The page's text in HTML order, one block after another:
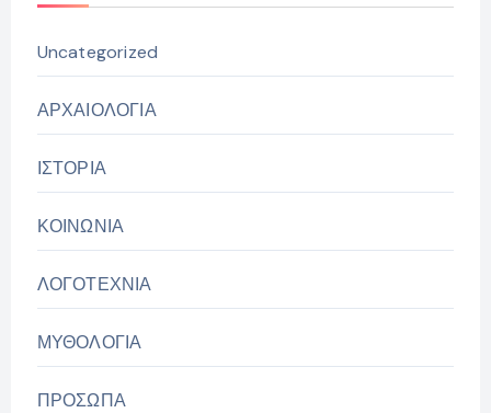
Uncategorized
ΑΡΧΑΙΟΛΟΓΙΑ
ΙΣΤΟΡΙΑ
ΚΟΙΝΩΝΙΑ
ΛΟΓΟΤΕΧΝΙΑ
ΜΥΘΟΛΟΓΙΑ
ΠΡΟΣΩΠΑ